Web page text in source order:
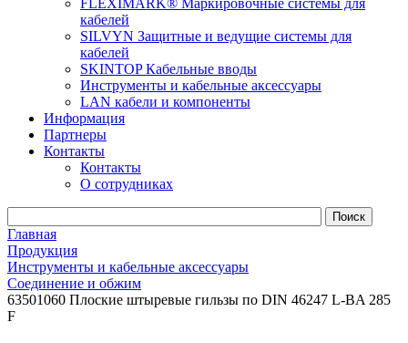
FLEXIMARK® Маркировочные системы для
кабелей
SILVYN Защитные и ведущие системы для
кабелей
SKINTOP Кабельные вводы
Инструменты и кабельные аксессуары
LAN кабели и компоненты
Информация
Партнеры
Контакты
Контакты
О сотрудниках
Главная
Продукция
Инструменты и кабельные аксессуары
Соединение и обжим
63501060 Плоские штыревые гильзы по DIN 46247 L-BA 285
F